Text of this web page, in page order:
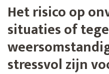
Het risico op
situaties of
stressvol zijn